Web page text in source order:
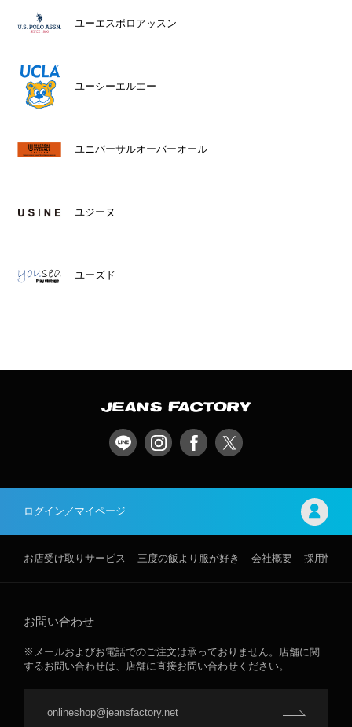
ユーエスポロアッスン
ユーシーエルエー
ユニバーサルオーバーオール
ユジーヌ
ユーズド
ログイン／マイページ
お店受け取りサービス 三度の飯より服が好き 会社概要 採用情報
お問い合わせ
※メールおよびお電話でのご注文は承っておりません。店舗に関
するお問い合わせは、店舗に直接お問い合わせください。
onlineshop@jeansfactory.net